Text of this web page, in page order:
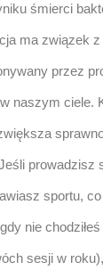
śmierci
ma związek
przez
naszym ciele.
prowadzisz
sportu,
nie
sesji w